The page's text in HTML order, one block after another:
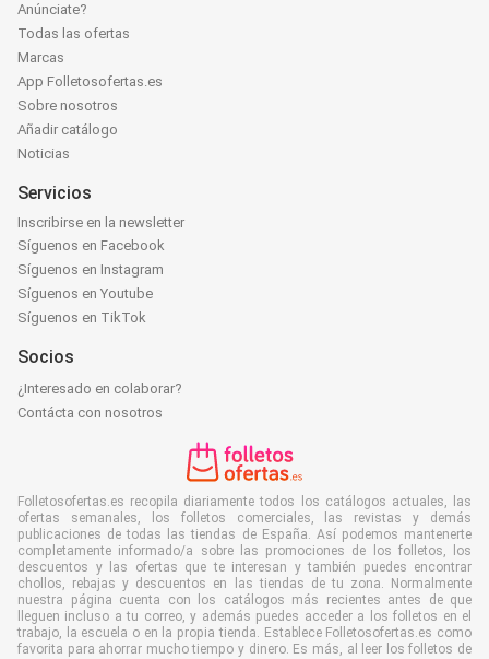
Anúnciate?
Todas las ofertas
Marcas
App Folletosofertas.es
Sobre nosotros
Añadir catálogo
Noticias
Servicios
Inscribirse en la newsletter
Síguenos en Facebook
Síguenos en Instagram
Síguenos en Youtube
Síguenos en TikTok
Socios
¿Interesado en colaborar?
Contácta con nosotros
Folletosofertas.es recopila diariamente todos los catálogos actuales, las
ofertas semanales, los folletos comerciales, las revistas y demás
publicaciones de todas las tiendas de España. Así podemos mantenerte
completamente informado/a sobre las promociones de los folletos, los
descuentos y las ofertas que te interesan y también puedes encontrar
chollos, rebajas y descuentos en las tiendas de tu zona. Normalmente
nuestra página cuenta con los catálogos más recientes antes de que
lleguen incluso a tu correo, y además puedes acceder a los folletos en el
trabajo, la escuela o en la propia tienda. Establece Folletosofertas.es como
favorita para ahorrar mucho tiempo y dinero. Es más, al leer los folletos de